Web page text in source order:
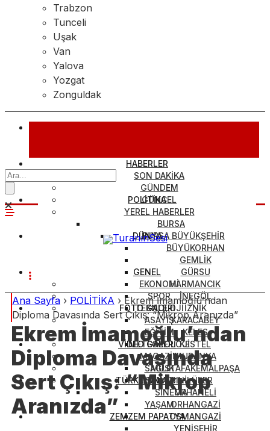
Trabzon
Tunceli
Uşak
Van
Yalova
Yozgat
Zonguldak
HABERLER
SON DAKİKA
GÜNDEM
GÜNCEL
YEREL HABERLER
BURSA
BURSA BÜYÜKŞEHİR
BÜYÜKORHAN
GEMLİK
GÜRSU
HARMANCIK
İNEGÖL
İZNİK
KARACABEY
KELES
KESTEL
MUDANYA
MUSTAFAKEMALPAŞA
NİLÜFER
ORHANELİ
ORHANGAZİ
OSMANGAZİ
YENİŞEHİR
POLİTİKA
DÜNYA
GENEL
EKONOMİ
SPOR
TEKNOLOJİ
ASAYİŞ
EĞİTİM
METEOROLOJİ
MAGAZİN
SAĞLIK
SANAT
SİNEMA
YAŞAM
FOTO GALERİ
VİDEO GALERİ
TÜRK DÜNYASI
ZEMZEM PAPATYA
Ana Sayfa › POLİTİKA › Ekrem İmamoğlu’ndan
Diploma Davasında Sert Çıkış: “Mikrop Aranızda”
Ekrem İmamoğlu’ndan
Diploma Davasında
Sert Çıkış: “Mikrop
Aranızda”